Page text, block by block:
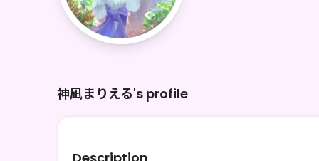
神凪まりえる's profile